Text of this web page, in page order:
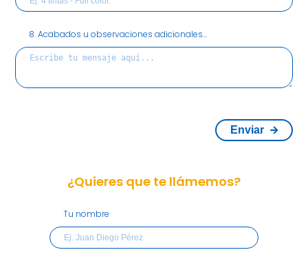
8. Acabados u observaciones adicionales...
Enviar
¿Quieres que te llámemos?
Tu nombre